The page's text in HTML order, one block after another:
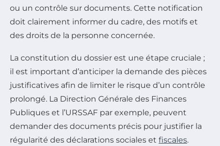
ou un contrôle sur documents. Cette notification
doit clairement informer du cadre, des motifs et
des droits de la personne concernée.
La constitution du dossier est une étape cruciale ;
il est important d’anticiper la demande des pièces
justificatives afin de limiter le risque d’un contrôle
prolongé. La Direction Générale des Finances
Publiques et l’URSSAF par exemple, peuvent
demander des documents précis pour justifier la
régularité des déclarations sociales et fiscales.